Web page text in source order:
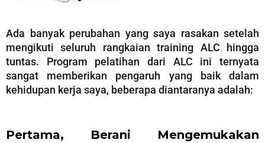
Ada banyak perubahan yang saya rasakan setelah
mengikuti seluruh rangkaian training ALC hingga
tuntas. Program pelatihan dari ALC ini ternyata
sangat memberikan pengaruh yang baik dalam
kehidupan kerja saya, beberapa diantaranya adalah:
Pertama, Berani Mengemukakan